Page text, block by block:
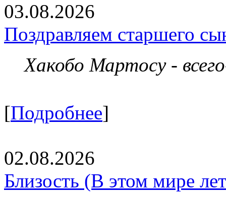
03.08.2026
Поздравляем старшего
Хакобо Мартосу -
[Подробнее]
02.08.2026
Близость (В этом мире